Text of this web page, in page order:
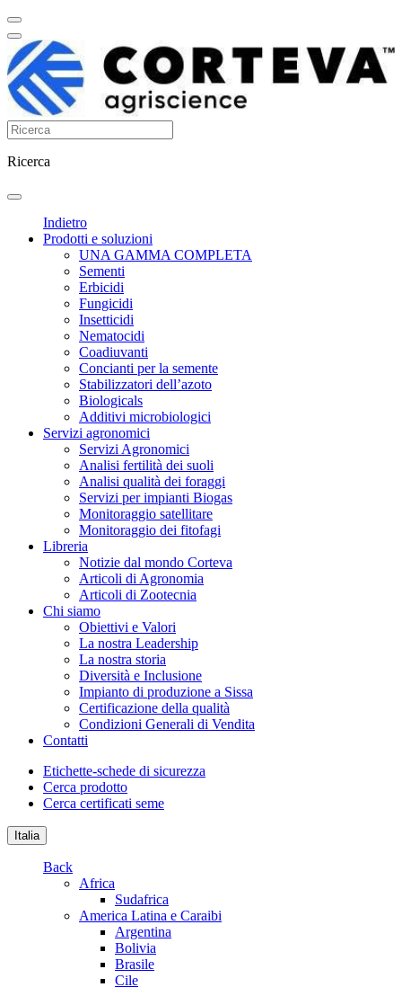
Ricerca
Indietro
Prodotti e soluzioni
UNA GAMMA COMPLETA
Sementi
Erbicidi
Fungicidi
Insetticidi
Nematocidi
Coadiuvanti
Concianti per la semente
Stabilizzatori dell’azoto
Biologicals
Additivi microbiologici
Servizi agronomici
Servizi Agronomici
Analisi fertilità dei suoli
Analisi qualità dei foraggi
Servizi per impianti Biogas
Monitoraggio satellitare
Monitoraggio dei fitofagi
Libreria
Notizie dal mondo Corteva
Articoli di Agronomia
Articoli di Zootecnia
Chi siamo
Obiettivi e Valori
La nostra Leadership
La nostra storia
Diversità e Inclusione
Impianto di produzione a Sissa
Certificazione della qualità
Condizioni Generali di Vendita
Contatti
Etichette-schede di sicurezza
Cerca prodotto
Cerca certificati seme
Italia
Back
Africa
Sudafrica
America Latina e Caraibi
Argentina
Bolivia
Brasile
Cile